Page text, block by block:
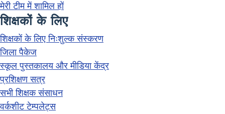
मेरी टीम में शामिल हों
शिक्षकों के लिए
शिक्षकों के लिए निःशुल्क संस्करण
जिला पैकेज
स्कूल पुस्तकालय और मीडिया केंद्र
प्रशिक्षण सत्र
सभी शिक्षक संसाधन
वर्कशीट टेम्पलेट्स